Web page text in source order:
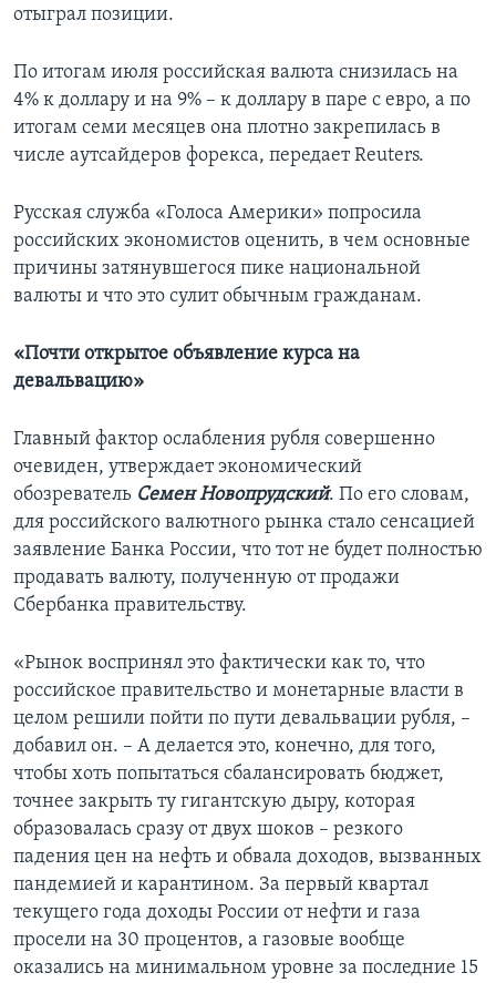
отыграл позиции.
По итогам июля российская валюта снизилась на
4% к доллару и на 9% – к доллару в паре с евро, а по
итогам семи месяцев она плотно закрепилась в
числе аутсайдеров форекса, передает Reuters.
Русская служба «Голоса Америки» попросила
российских экономистов оценить, в чем основные
причины затянувшегося пике национальной
валюты и что это сулит обычным гражданам.
«Почти открытое объявление курса на
девальвацию»
Главный фактор ослабления рубля совершенно
очевиден, утверждает экономический
обозреватель Семен Новопрудский. По его словам,
для российского валютного рынка стало сенсацией
заявление Банка России, что тот не будет полностью
продавать валюту, полученную от продажи
Сбербанка правительству.
«Рынок воспринял это фактически как то, что
российское правительство и монетарные власти в
целом решили пойти по пути девальвации рубля, –
добавил он. – А делается это, конечно, для того,
чтобы хоть попытаться сбалансировать бюджет,
точнее закрыть ту гигантскую дыру, которая
образовалась сразу от двух шоков – резкого
падения цен на нефть и обвала доходов, вызванных
пандемией и карантином. За первый квартал
текущего года доходы России от нефти и газа
просели на 30 процентов, а газовые вообще
оказались на минимальном уровне за последние 15